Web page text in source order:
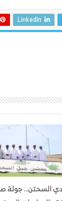
LinkedIn
السحتن.. جولة